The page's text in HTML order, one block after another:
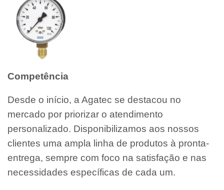
Competência
Desde o início, a Agatec se destacou no
mercado por priorizar o atendimento
personalizado. Disponibilizamos aos nossos
clientes uma ampla linha de produtos à pronta-
entrega, sempre com foco na satisfação e nas
necessidades específicas de cada um.